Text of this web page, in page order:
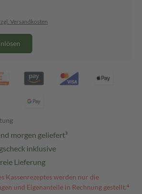
Versandkosten
morgen geliefert³
inklusive
Lieferung
Kassenrezeptes werden nur die
und Eigenanteile in Rechnung gestellt.⁴